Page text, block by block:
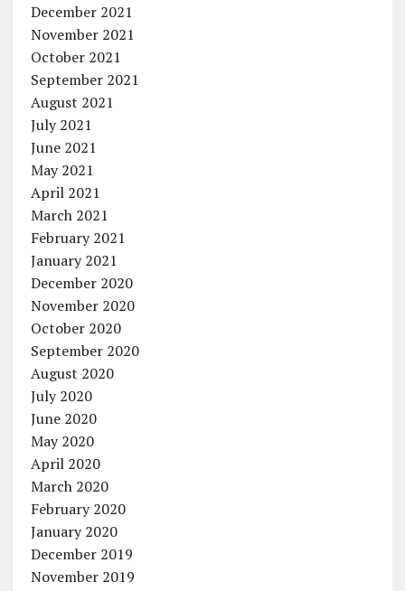
December 2021
November 2021
October 2021
September 2021
August 2021
July 2021
June 2021
May 2021
April 2021
March 2021
February 2021
January 2021
December 2020
November 2020
October 2020
September 2020
August 2020
July 2020
June 2020
May 2020
April 2020
March 2020
February 2020
January 2020
December 2019
November 2019